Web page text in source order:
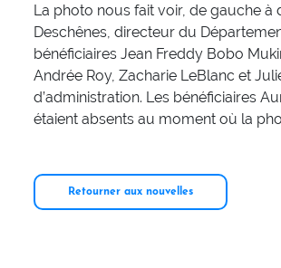
La photo nous fait voir, de gauche à
Deschênes, directeur du
bénéficiaires Jean Freddy Bobo
Andrée Roy, Zacharie LeBlanc et
d’administration. Les bénéficiaires
étaient absents au moment où la
Retourner aux nouvelles